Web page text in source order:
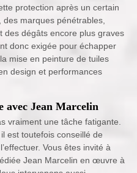
protection après un certain
marques pénétrables,
des dégâts encore plus graves
donc exigée pour échapper
mise en peinture de tuiles
design et performances
avec Jean Marcelin
vraiment une tâche fatigante.
est toutefois conseillé de
Vous êtes invité à
Jean Marcelin en œuvre à